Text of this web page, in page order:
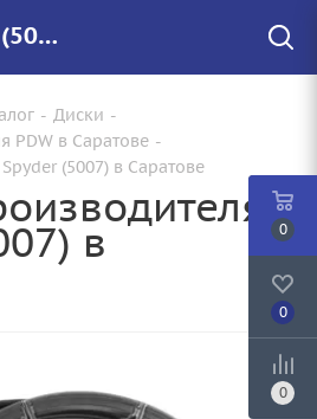
PDW Spyder (5007) купить в Саратове, низкие цены на автомобильные диски
- Диски -
PDW в Саратове -
(5007) в Саратове
в 0
0
0